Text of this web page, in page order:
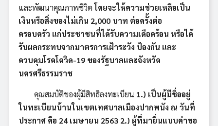
และพัฒนาคุณภาพชีวิต โดยจะให้ความช่วยเหลือเป็น
เงินหรือสิ่งของไม่เกิน 2,000 บาท ต่อครั้งต่อ
ครอบครัว แก่ประชาชนที่ได้รับความเดือดร้อน หรือได้
รับผลกระทบจากมาตรการเฝ้าระวัง ป้องกัน และ
ควบคุมโรคโควิด-19 ของรัฐบาลและจังหวัด
นครศรีธรรมราช
คุณสมบัติของผู้มีสิทธิลงทะเบียน 1.) เป็นผู้มีชื่ออยู่
ในทะเบียนบ้านในเขตเทศบาลเมืองปากพนัง ณ วันที่
ประกาศ คือ 24 เมษายน 2563 2.) ผู้ที่มายื่นแบบคำขอ